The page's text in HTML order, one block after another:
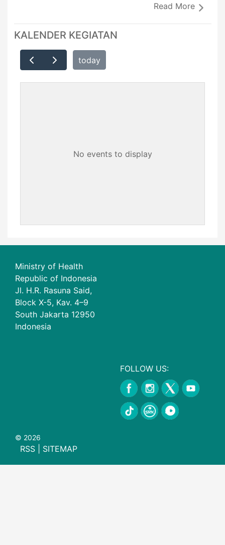
Read More
KALENDER KEGIATAN
today
No events to display
Ministry of Health
Republic of Indonesia
Jl. H.R. Rasuna Said,
Block X-5, Kav. 4–9
South Jakarta 12950
Indonesia
FOLLOW US:
© 2026
RSS SITEMAP